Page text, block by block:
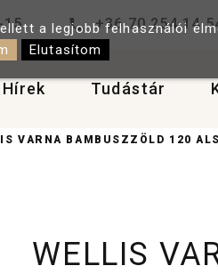
+36 70 254 14
Hírek Tudástár
VARNA BAMBUSZZÖLD 120
WELLIS
a legjobb felhasználói
Elutasítom